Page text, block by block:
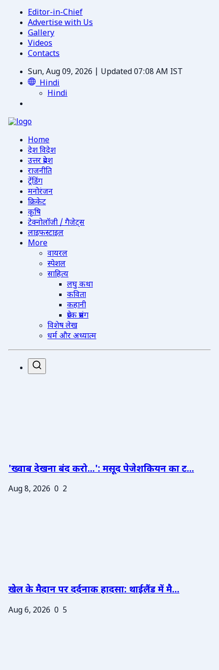
Editor-in-Chief
Advertise with Us
Gallery
Videos
Contacts
Sun, Aug 09, 2026 | Updated 07:08 AM IST
Hindi
Hindi
Home
देश विदेश
उत्तर प्रदेश
राजनीति
ट्रेंडिंग
मनोरंजन
क्रिकेट
कृषि
टेक्नोलॉजी / गैजेट्स
लाइफस्टाइल
More
वायरल
स्पेशल
साहित्य
लघु कथा
कविता
कहानी
प्रेरक प्रसंग
विशेष लेख
धर्म और अध्यात्म
'ख्वाब देखना बंद करो...': मसूद पेजेशकियन का ट...
Aug 8, 2026 0 2
खेल के मैदान पर दर्दनाक हादसा: थाईलैंड में मै...
Aug 6, 2026 0 5